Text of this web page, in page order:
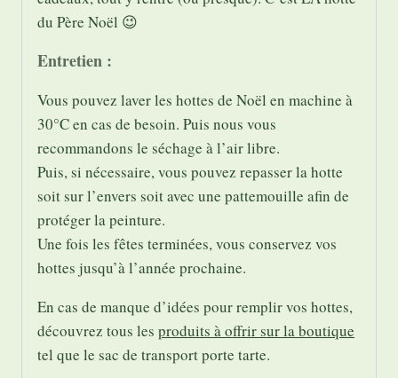
du Père Noël 😉
Entretien :
Vous pouvez laver les hottes de Noël en machine à
30°C en cas de besoin. Puis nous vous
recommandons le séchage à l’air libre.
Puis, si nécessaire, vous pouvez repasser la hotte
soit sur l’envers soit avec une pattemouille afin de
protéger la peinture.
Une fois les fêtes terminées, vous conservez vos
hottes jusqu’à l’année prochaine.
En cas de manque d’idées pour remplir vos hottes,
découvrez tous les produits à offrir sur la boutique
tel que le sac de transport porte tarte.